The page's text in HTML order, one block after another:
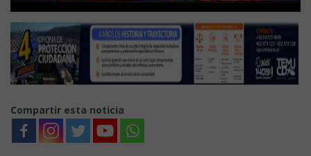
Compartir esta noticia